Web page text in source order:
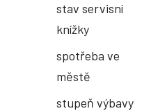
stav servisní
knížky
spotřeba ve
městě
stupeň výbavy